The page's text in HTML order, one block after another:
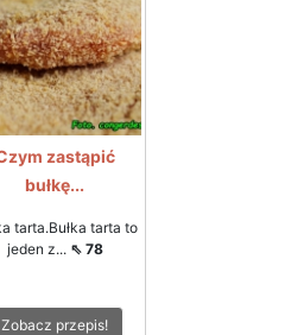
zastąpić
bułkę...
tarta.Bułka tarta to
jeden z... ⇖ 78
Zobacz przepis!